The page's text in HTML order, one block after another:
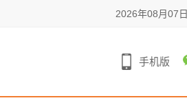
2026年08月07日
手机版